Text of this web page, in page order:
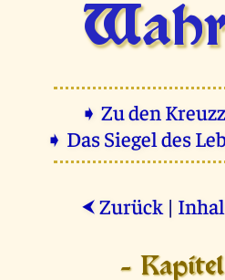
➧ Zu den
➧ Das Siegel des
⮜ Zurück |
- Kapitel